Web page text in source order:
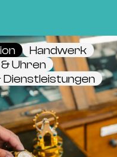
Handwerk
Uhren